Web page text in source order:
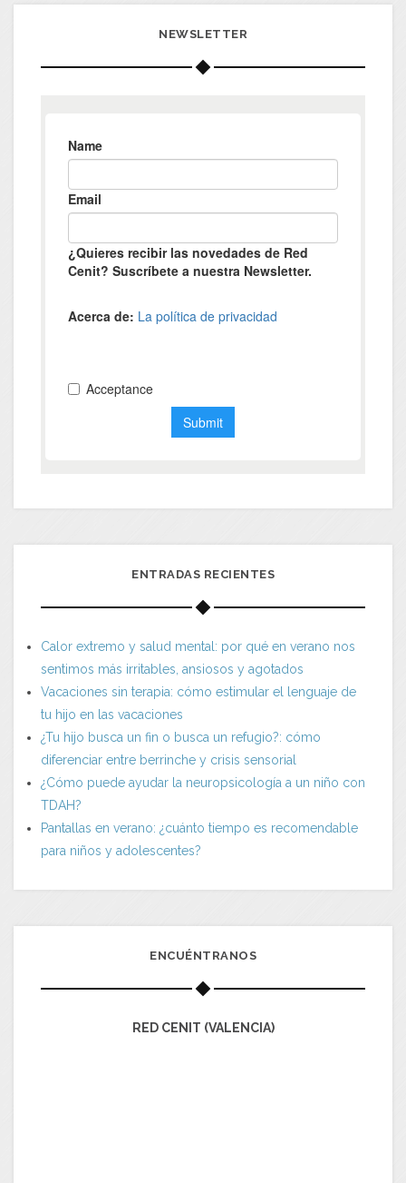
NEWSLETTER
ENTRADAS RECIENTES
Calor extremo y salud mental: por qué en verano nos
sentimos más irritables, ansiosos y agotados
Vacaciones sin terapia: cómo estimular el lenguaje de
tu hijo en las vacaciones
¿Tu hijo busca un fin o busca un refugio?: cómo
diferenciar entre berrinche y crisis sensorial
¿Cómo puede ayudar la neuropsicología a un niño con
TDAH?
Pantallas en verano: ¿cuánto tiempo es recomendable
para niños y adolescentes?
ENCUÉNTRANOS
RED CENIT (VALENCIA)